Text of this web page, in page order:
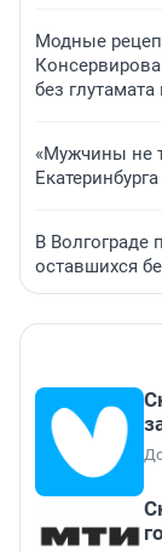
Модные
без
«Мужчины не
В Волгограде
оставшихся